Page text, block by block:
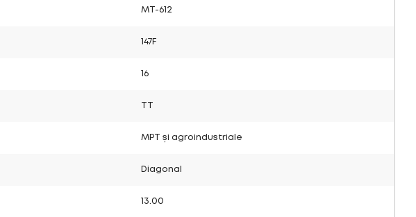
MT-612
147F
16
MPT și agroindustriale
Diagonal
13.00